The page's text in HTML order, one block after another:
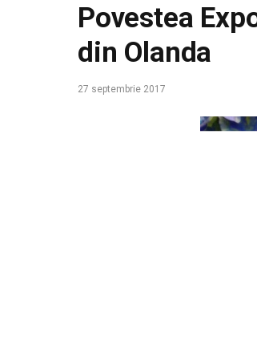
Povestea
din Olanda
27 septembrie 2017